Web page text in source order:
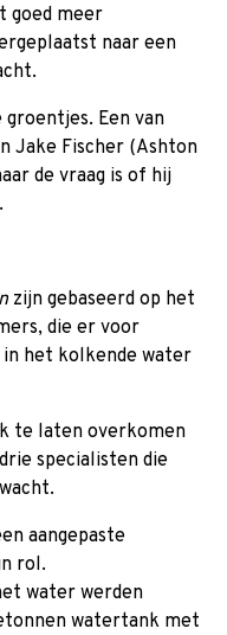
goed meer
naar een
groentjes. Een van
Jake Fischer (Ashton
de vraag is of hij
zijn gebaseerd op het
die er voor
het kolkende water
te laten overkomen
specialisten die
aangepaste
rol.
water werden
watertank met